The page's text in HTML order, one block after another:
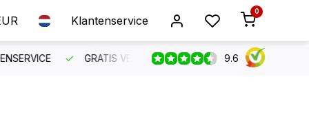
Klantenservice
0
GRATIS VERZENDING VANAF €150 BESTEL
9.6